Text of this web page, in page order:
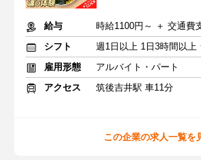
給与
時給1100円～ ＋ 交通費
シフト
雇用形態
アルバイト・パート
アクセス
筑後吉井駅 車11分
この企業の求人一覧を